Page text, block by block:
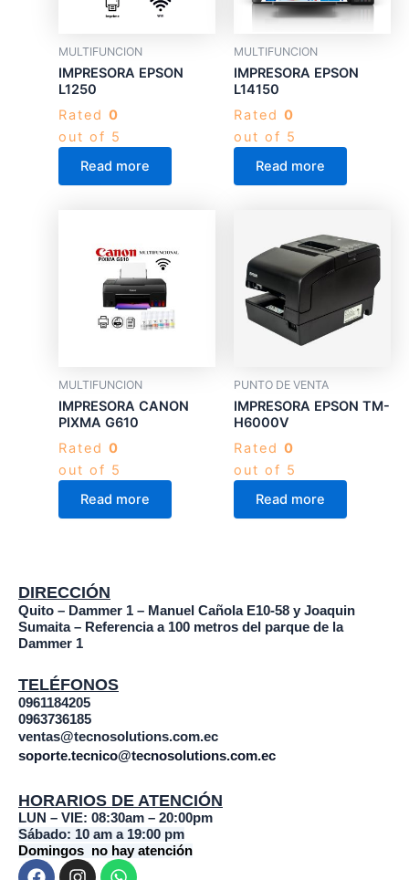
MULTIFUNCION
IMPRESORA EPSON
L1250
Rated 0
out of 5
Read more
MULTIFUNCION
IMPRESORA EPSON
L14150
Rated 0
out of 5
Read more
MULTIFUNCION
IMPRESORA CANON
PIXMA G610
Rated 0
out of 5
Read more
PUNTO DE VENTA
IMPRESORA EPSON TM-
H6000V
Rated 0
out of 5
Read more
DIRECCIÓN
Quito – Dammer 1 – Manuel Cañola E10-58 y Joaquin
Sumaita – Referencia a 100 metros del parque de la
Dammer 1
TELÉFONOS
0961184205
0963736185
ventas@tecnosolutions.com.ec
soporte.tecnico@tecnosolutions.com.ec
HORARIOS DE ATENCIÓN
LUN – VIE: 08:30am – 20:00pm
Sábado: 10 am a 19:00 pm
Domingos no hay atención
F
I
W